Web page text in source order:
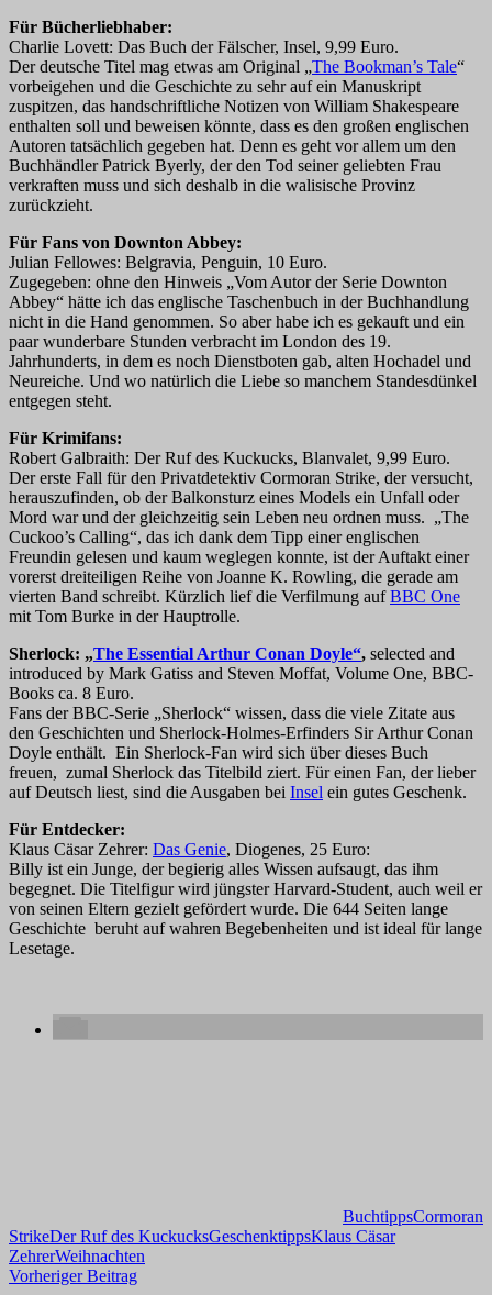
Für Bücherliebhaber:
Charlie Lovett: Das Buch der Fälscher, Insel, 9,99 Euro.
Der deutsche Titel mag etwas am Original „The Bookman’s Tale“
vorbeigehen und die Geschichte zu sehr auf ein Manuskript
zuspitzen, das handschriftliche Notizen von William Shakespeare
enthalten soll und beweisen könnte, dass es den großen englischen
Autoren tatsächlich gegeben hat. Denn es geht vor allem um den
Buchhändler Patrick Byerly, der den Tod seiner geliebten Frau
verkraften muss und sich deshalb in die walisische Provinz
zurückzieht.
Für Fans von Downton Abbey:
Julian Fellowes: Belgravia, Penguin, 10 Euro.
Zugegeben: ohne den Hinweis „Vom Autor der Serie Downton
Abbey“ hätte ich das englische Taschenbuch in der Buchhandlung
nicht in die Hand genommen. So aber habe ich es gekauft und ein
paar wunderbare Stunden verbracht im London des 19.
Jahrhunderts, in dem es noch Dienstboten gab, alten Hochadel und
Neureiche. Und wo natürlich die Liebe so manchem Standesdünkel
entgegen steht.
Für Krimifans:
Robert Galbraith: Der Ruf des Kuckucks, Blanvalet, 9,99 Euro.
Der erste Fall für den Privatdetektiv Cormoran Strike, der versucht,
herauszufinden, ob der Balkonsturz eines Models ein Unfall oder
Mord war und der gleichzeitig sein Leben neu ordnen muss. „The
Cuckoo’s Calling“, das ich dank dem Tipp einer englischen
Freundin gelesen und kaum weglegen konnte, ist der Auftakt einer
vorerst dreiteiligen Reihe von Joanne K. Rowling, die gerade am
vierten Band schreibt. Kürzlich lief die Verfilmung aufBBC One
mit Tom Burke in der Hauptrolle.
Sherlock: „The Essential Arthur Conan Doyle“, selected and
introduced by Mark Gatiss and Steven Moffat, Volume One, BBC-
Books ca. 8 Euro.
Fans der BBC-Serie „Sherlock“ wissen, dass die viele Zitate aus
den Geschichten und Sherlock-Holmes-Erfinders Sir Arthur Conan
Doyle enthält. Ein Sherlock-Fan wird sich über dieses Buch
freuen, zumal Sherlock das Titelbild ziert. Für einen Fan, der lieber
auf Deutsch liest, sind die Ausgaben bei Insel ein gutes Geschenk.
Für Entdecker:
Klaus Cäsar Zehrer: Das Genie, Diogenes, 25 Euro:
Billy ist ein Junge, der begierig alles Wissen aufsaugt, das ihm
begegnet. Die Titelfigur wird jüngster Harvard-Student, auch weil er
von seinen Eltern gezielt gefördert wurde. Die 644 Seiten lange
Geschichte beruht auf wahren Begebenheiten und ist ideal für lange
Lesetage.
BuchtippsCormoran
StrikeDer Ruf des KuckucksGeschenktippsKlaus Cäsar
ZehrerWeihnachten
Beitragsnavigation
Vorheriger Beitrag